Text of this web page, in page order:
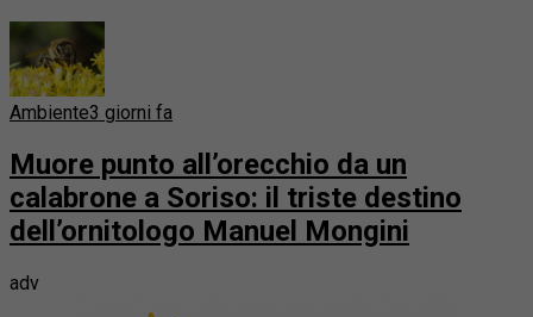
Ambiente3 giorni fa
Muore punto all’orecchio da un
calabrone a Soriso: il triste destino
dell’ornitologo Manuel Mongini
adv